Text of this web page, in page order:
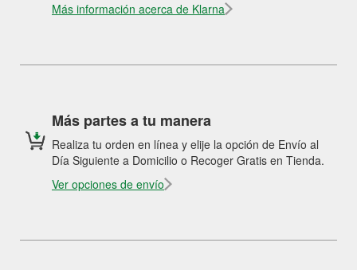
Más información acerca de Klarna
Más partes a tu manera
Realiza tu orden en línea y elije la opción de Envío al
Día Siguiente a Domicilio o Recoger Gratis en Tienda.
Ver opciones de envío